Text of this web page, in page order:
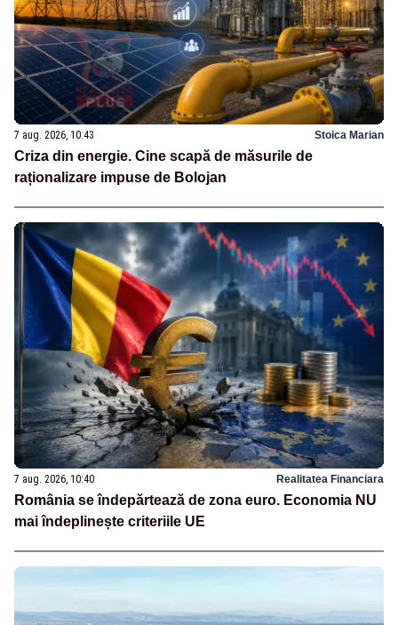
7 aug. 2026, 10:43 Stoica Marian
Criza din energie. Cine scapă de măsurile de
raționalizare impuse de Bolojan
7 aug. 2026, 10:40 Realitatea Financiara
România se îndepărtează de zona euro. Economia NU
mai îndeplinește criteriile UE